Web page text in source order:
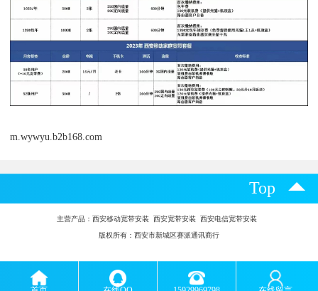
m.wywyu.b2b168.com
Top
主营产品： 西安移动宽带安装 西安宽带安装 西安电信宽带安装
版权所有：西安市新城区赛派通讯商行